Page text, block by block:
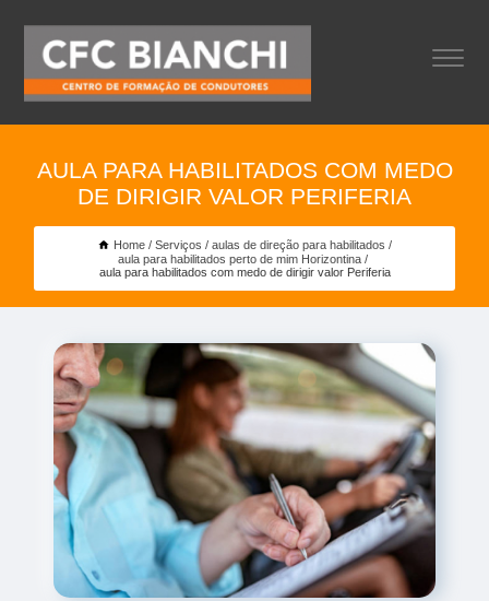
AULA PARA HABILITADOS COM MEDO
DE DIRIGIR VALOR PERIFERIA
Home Serviços
aulas de direção para habilitados
aula para habilitados perto de mim Horizontina
aula para habilitados com medo de dirigir valor Periferia